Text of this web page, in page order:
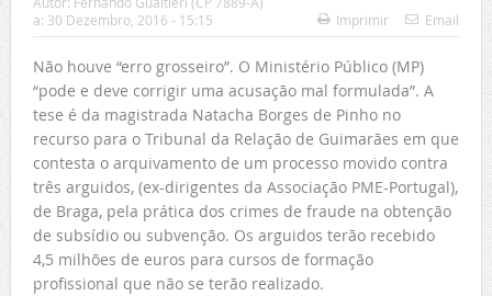
a: 30 Dezembro, 2016 - 15:15 Imprimir Email
Não houve “erro grosseiro”. O Ministério Público (MP)
“pode e deve corrigir uma acusação mal formulada”. A
tese é da magistrada Natacha Borges de Pinho no
recurso para o Tribunal da Relação de Guimarães em que
contesta o arquivamento de um processo movido contra
três arguidos, (ex-dirigentes da Associação PME-Portugal),
de Braga, pela prática dos crimes de fraude na obtenção
de subsídio ou subvenção. Os arguidos terão recebido
4,5 milhões de euros para cursos de formação
profissional que não se terão realizado.